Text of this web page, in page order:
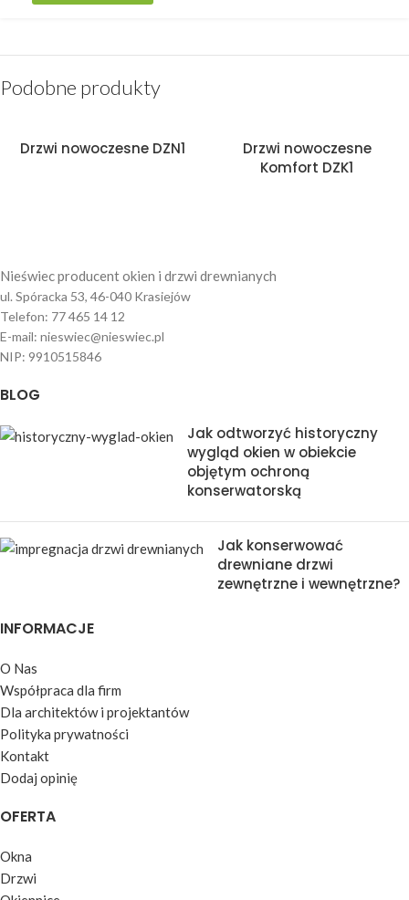
Podobne produkty
Drzwi nowoczesne DZN1
Drzwi nowoczesne
Komfort DZK1
Nieświec producent okien i drzwi drewnianych
ul. Spóracka 53, 46-040 Krasiejów
Telefon: 77 465 14 12
E-mail: nieswiec@nieswiec.pl
NIP: 9910515846
BLOG
Jak odtworzyć historyczny
wygląd okien w obiekcie
objętym ochroną
konserwatorską
Jak konserwować
drewniane drzwi
zewnętrzne i wewnętrzne?
INFORMACJE
O Nas
Współpraca dla firm
Dla architektów i projektantów
Polityka prywatności
Kontakt
Dodaj opinię
OFERTA
Okna
Drzwi